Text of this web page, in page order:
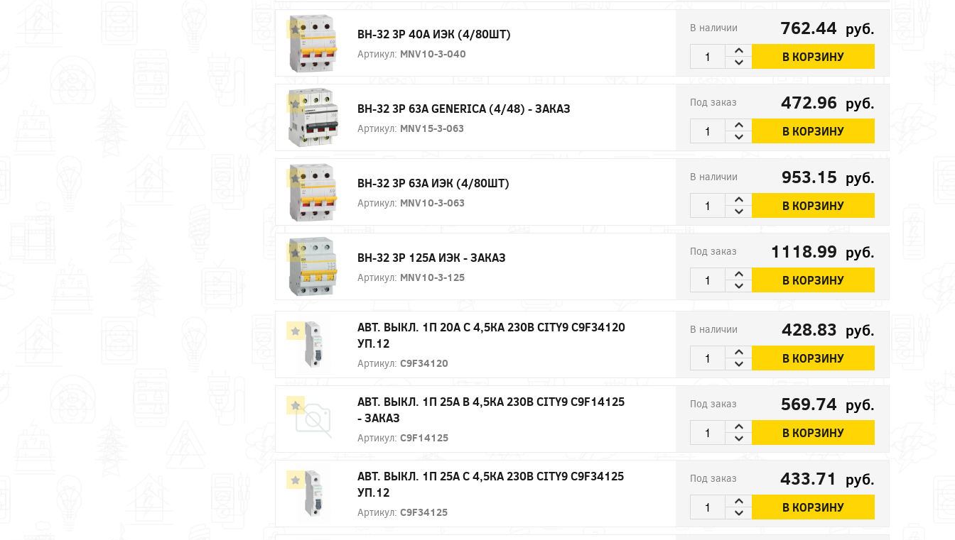
ВН-32 3P 40А ИЭК (4/80ШТ)
Артикул: MNV10-3-040
В наличии 762.44 руб.
В КОРЗИНУ
ВН-32 3P 63А GENERICA (4/48) - ЗАКАЗ
Артикул: MNV15-3-063
Под заказ 472.96 руб.
В КОРЗИНУ
ВН-32 3P 63А ИЭК (4/80ШТ)
Артикул: MNV10-3-063
В наличии 953.15 руб.
В КОРЗИНУ
ВН-32 3P 125А ИЭК - ЗАКАЗ
Артикул: MNV10-3-125
Под заказ 1118.99 руб.
В КОРЗИНУ
АВТ. ВЫКЛ. 1П 20А С 4,5КА 230В CITY9 C9F34120
УП.12
Артикул: C9F34120
В наличии 428.83 руб.
В КОРЗИНУ
АВТ. ВЫКЛ. 1П 25А B 4,5КА 230В CITY9 C9F14125
- ЗАКАЗ
Артикул: C9F14125
Под заказ 569.74 руб.
В КОРЗИНУ
АВТ. ВЫКЛ. 1П 25А С 4,5КА 230В CITY9 C9F34125
УП.12
Артикул: C9F34125
Под заказ 433.71 руб.
В КОРЗИНУ